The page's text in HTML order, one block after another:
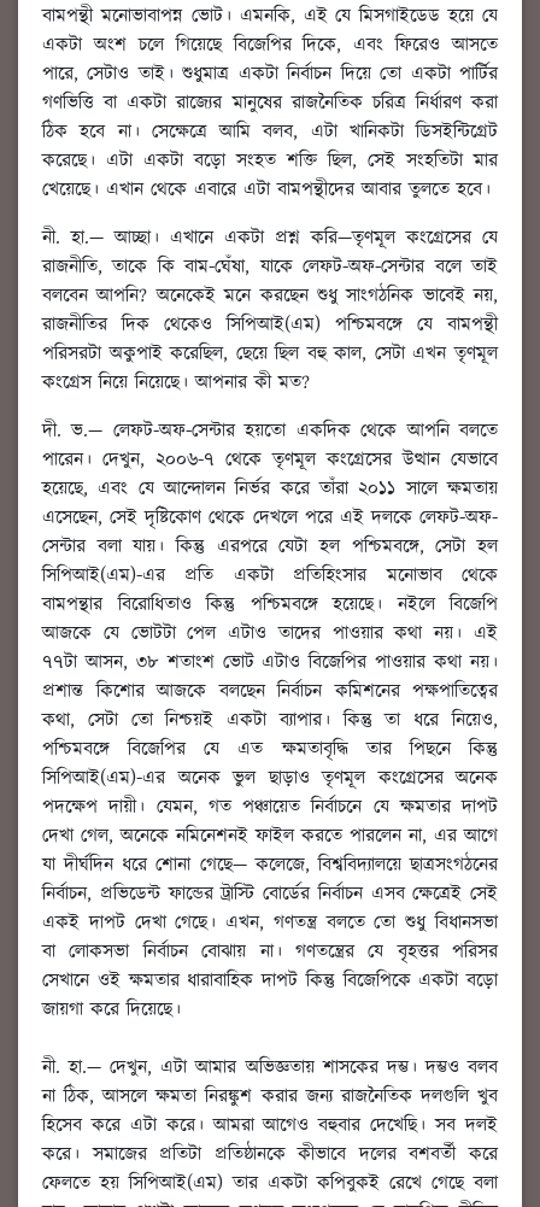
বামপন্থী মনোভাবাপন্ন ভোট। এমনকি, এই যে মিসগাইডেড হয়ে যে
একটা অংশ চলে গিয়েছে বিজেপির দিকে, এবং ফিরেও আসতে
পারে, সেটাও তাই। শুধুমাত্র একটা নির্বাচন দিয়ে তো একটা পার্টির
গণভিত্তি বা একটা রাজ্যের মানুষের রাজনৈতিক চরিত্র নির্ধারণ করা
ঠিক হবে না। সেক্ষেত্রে আমি বলব, এটা খানিকটা ডিসইন্টিগ্রেট
করেছে। এটা একটা বড়ো সংহত শক্তি ছিল, সেই সংহতিটা মার
খেয়েছে। এখান থেকে এবারে এটা বামপন্থীদের আবার তুলতে হবে।
নী. হা.— আচ্ছা। এখানে একটা প্রশ্ন করি—তৃণমূল কংগ্রেসের যে
রাজনীতি, তাকে কি বাম-ঘেঁষা, যাকে লেফট-অফ-সেন্টার বলে তাই
বলবেন আপনি? অনেকেই মনে করছেন শুধু সাংগঠনিক ভাবেই নয়,
রাজনীতির দিক থেকেও সিপিআই(এম) পশ্চিমবঙ্গে যে বামপন্থী
পরিসরটা অকুপাই করেছিল, ছেয়ে ছিল বহু কাল, সেটা এখন তৃণমূল
কংগ্রেস নিয়ে নিয়েছে। আপনার কী মত?
দী. ভ.— লেফট-অফ-সেন্টার হয়তো একদিক থেকে আপনি বলতে
পারেন। দেখুন, ২০০৬-৭ থেকে তৃণমূল কংগ্রেসের উত্থান যেভাবে
হয়েছে, এবং যে আন্দোলন নির্ভর করে তাঁরা ২০১১ সালে ক্ষমতায়
এসেছেন, সেই দৃষ্টিকোণ থেকে দেখলে পরে এই দলকে লেফট-অফ-
সেন্টার বলা যায়। কিন্তু এরপরে যেটা হল পশ্চিমবঙ্গে, সেটা হল
সিপিআই(এম)-এর প্রতি একটা প্রতিহিংসার মনোভাব থেকে
বামপন্থার বিরোধিতাও কিন্তু পশ্চিমবঙ্গে হয়েছে। নইলে বিজেপি
আজকে যে ভোটটা পেল এটাও তাদের পাওয়ার কথা নয়। এই
৭৭টা আসন, ৩৮ শতাংশ ভোট এটাও বিজেপির পাওয়ার কথা নয়।
প্রশান্ত কিশোর আজকে বলছেন নির্বাচন কমিশনের পক্ষপাতিত্বের
কথা, সেটা তো নিশ্চয়ই একটা ব্যাপার। কিন্তু তা ধরে নিয়েও,
পশ্চিমবঙ্গে বিজেপির যে এত ক্ষমতাবৃদ্ধি তার পিছনে কিন্তু
সিপিআই(এম)-এর অনেক ভুল ছাড়াও তৃণমূল কংগ্রেসের অনেক
পদক্ষেপ দায়ী। যেমন, গত পঞ্চায়েত নির্বাচনে যে ক্ষমতার দাপট
দেখা গেল, অনেকে নমিনেশনই ফাইল করতে পারলেন না, এর আগে
যা দীর্ঘদিন ধরে শোনা গেছে— কলেজে, বিশ্ববিদ্যালয়ে ছাত্রসংগঠনের
নির্বাচন, প্রভিডেন্ট ফান্ডের ট্রাস্টি বোর্ডের নির্বাচন এসব ক্ষেত্রেই সেই
একই দাপট দেখা গেছে। এখন, গণতন্ত্র বলতে তো শুধু বিধানসভা
বা লোকসভা নির্বাচন বোঝায় না। গণতন্ত্রের যে বৃহত্তর পরিসর
সেখানে ওই ক্ষমতার ধারাবাহিক দাপট কিন্তু বিজেপিকে একটা বড়ো
জায়গা করে দিয়েছে।
নী. হা.—দেখুন, এটা আমার অভিজ্ঞতায় শাসকের দম্ভ। দম্ভও বলব
না ঠিক, আসলে ক্ষমতা নিরঙ্কুশ করার জন্য রাজনৈতিক দলগুলি খুব
হিসেব করে এটা করে। আমরা আগেও বহুবার দেখেছি। সব দলই
করে। সমাজের প্রতিটা প্রতিষ্ঠানকে কীভাবে দলের বশবর্তী করে
ফেলতে হয় সিপিআই(এম) তার একটা কপিবুকই রেখে গেছে বলা